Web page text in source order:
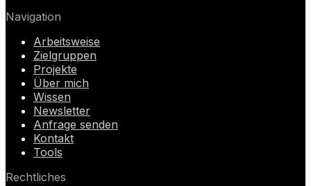
Navigation
Arbeitsweise
Zielgruppen
Projekte
Über mich
Wissen
Newsletter
Anfrage senden
Kontakt
Tools
Rechtliches